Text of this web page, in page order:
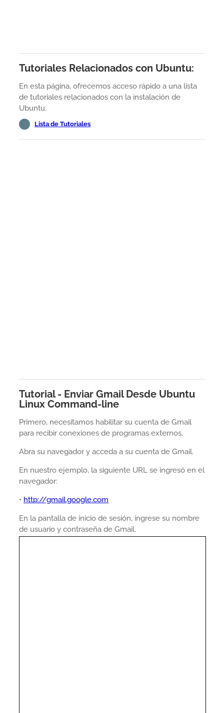
Tutoriales Relacionados con Ubuntu:
En esta página, ofrecemos acceso rápido a una lista
de tutoriales relacionados con la instalación de
Ubuntu.
Lista de Tutoriales
Tutorial - Enviar Gmail Desde Ubuntu
Linux Command-line
Primero, necesitamos habilitar su cuenta de Gmail
para recibir conexiones de programas externos.
Abra su navegador y acceda a su cuenta de Gmail.
En nuestro ejemplo, la siguiente URL se ingresó en el
navegador:
• http://gmail.google.com
En la pantalla de inicio de sesión, ingrese su nombre
de usuario y contraseña de Gmail.